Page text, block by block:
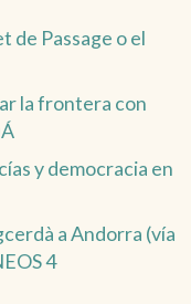
de Passage o el
la frontera con
y democracia en
a Andorra (vía
4